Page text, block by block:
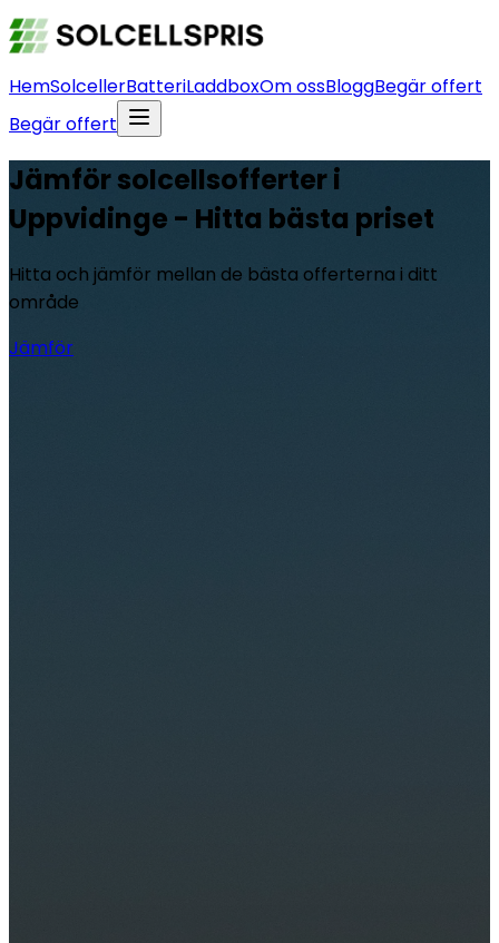
HemSolcellerBatteriLaddboxOm ossBloggBegär offert
Begär offert
Jämför solcellsofferter i
Uppvidinge - Hitta bästa priset
Hitta och jämför mellan de bästa offerterna i ditt
område
Jämför